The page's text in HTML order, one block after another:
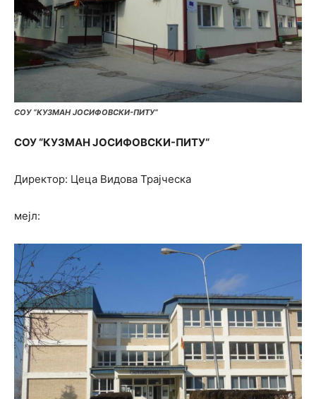
СОУ “КУЗМАН ЈОСИФОВСКИ-ПИТУ“
СОУ“КУЗМАН ЈОСИФОВСКИ-ПИТУ“
Директор: Цеца Видова Трајческа
мејл: